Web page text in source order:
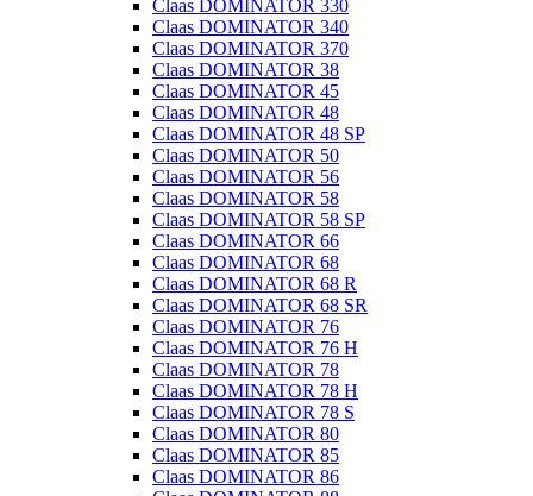
Claas DOMINATOR 330
Claas DOMINATOR 340
Claas DOMINATOR 370
Claas DOMINATOR 38
Claas DOMINATOR 45
Claas DOMINATOR 48
Claas DOMINATOR 48 SP
Claas DOMINATOR 50
Claas DOMINATOR 56
Claas DOMINATOR 58
Claas DOMINATOR 58 SP
Claas DOMINATOR 66
Claas DOMINATOR 68
Claas DOMINATOR 68 R
Claas DOMINATOR 68 SR
Claas DOMINATOR 76
Claas DOMINATOR 76 H
Claas DOMINATOR 78
Claas DOMINATOR 78 H
Claas DOMINATOR 78 S
Claas DOMINATOR 80
Claas DOMINATOR 85
Claas DOMINATOR 86